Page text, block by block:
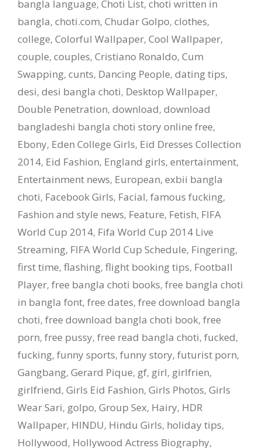
bangla language, Choti List, choti written in
bangla, choti.com, Chudar Golpo, clothes,
college, Colorful Wallpaper, Cool Wallpaper,
couple, couples, Cristiano Ronaldo, Cum
Swapping, cunts, Dancing People, dating tips,
desi, desi bangla choti, Desktop Wallpaper,
Double Penetration, download, download
bangladeshi bangla choti story online free,
Ebony, Eden College Girls, Eid Dresses Collection
2014, Eid Fashion, England girls, entertainment,
Entertainment news, European, exbii bangla
choti, Facebook Girls, Facial, famous fucking,
Fashion and style news, Feature, Fetish, FIFA
World Cup 2014, Fifa World Cup 2014 Live
Streaming, FIFA World Cup Schedule, Fingering,
first time, flashing, flight booking tips, Football
Player, free bangla choti books, free bangla choti
in bangla font, free dates, free download bangla
choti, free download bangla choti book, free
porn, free pussy, free read bangla choti, fucked,
fucking, funny sports, funny story, futurist porn,
Gangbang, Gerard Pique, gf, girl, girlfrien,
girlfriend, Girls Eid Fashion, Girls Photos, Girls
Wear Sari, golpo, Group Sex, Hairy, HDR
Wallpaper, HINDU, Hindu Girls, holiday tips,
Hollywood, Hollywood Actress Biography,